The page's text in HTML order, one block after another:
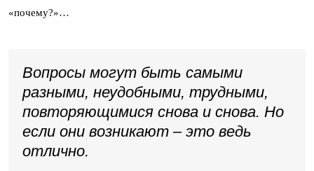
«почему?»…
Вопросы могут быть самыми
разными, неудобными, трудными,
повторяющимися снова и снова. Но
если они возникают – это ведь
отлично.